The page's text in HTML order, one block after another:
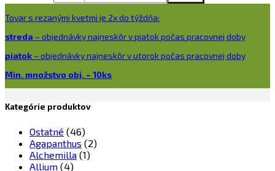
Tovar s rezanými kvetmi je 2x do týždňa:
streda – objednávky najneskôr v piatok počas pracovnej doby
piatok – objednávky najneskôr v utorok počas pracovnej doby
Min. množstvo obj. – 10ks
Kategórie produktov
Ostatné (46)
Agapanthus (2)
Alchemilla (1)
Allium (4)